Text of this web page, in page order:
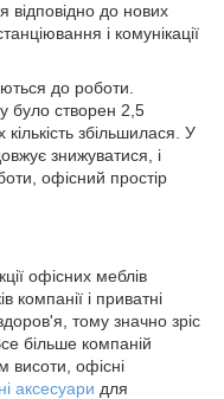
відповідно до нових
і комунікації
до роботи.
було створен 2,5
збільшилася. У
знижуватися, і
офісний простір
офісних меблів
компанії і приватні
тому значно зріс
більше компаній
висоти, офісні
аксесуари для